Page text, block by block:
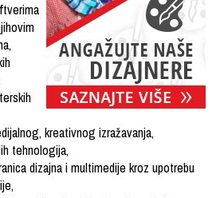
kreativnog izražavanja,
tehnologija,
dizajna i multimedije kroz upotrebu